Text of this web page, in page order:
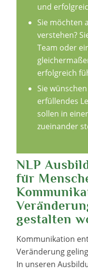
und
Sie möchten
verstehen?
Team oder
erfolgreich
Sie
erfüllendes
sollen in
zueinander
NLP
für
gestalten
Kommunikation
Veränderung
In unseren